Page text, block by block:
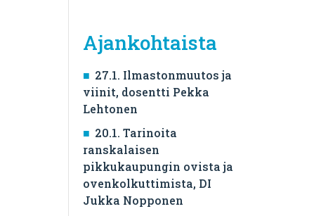
Ajankohtaista
27.1. Ilmastonmuutos ja
viinit, dosentti Pekka
Lehtonen
20.1. Tarinoita
ranskalaisen
pikkukaupungin ovista ja
ovenkolkuttimista, DI
Jukka Nopponen